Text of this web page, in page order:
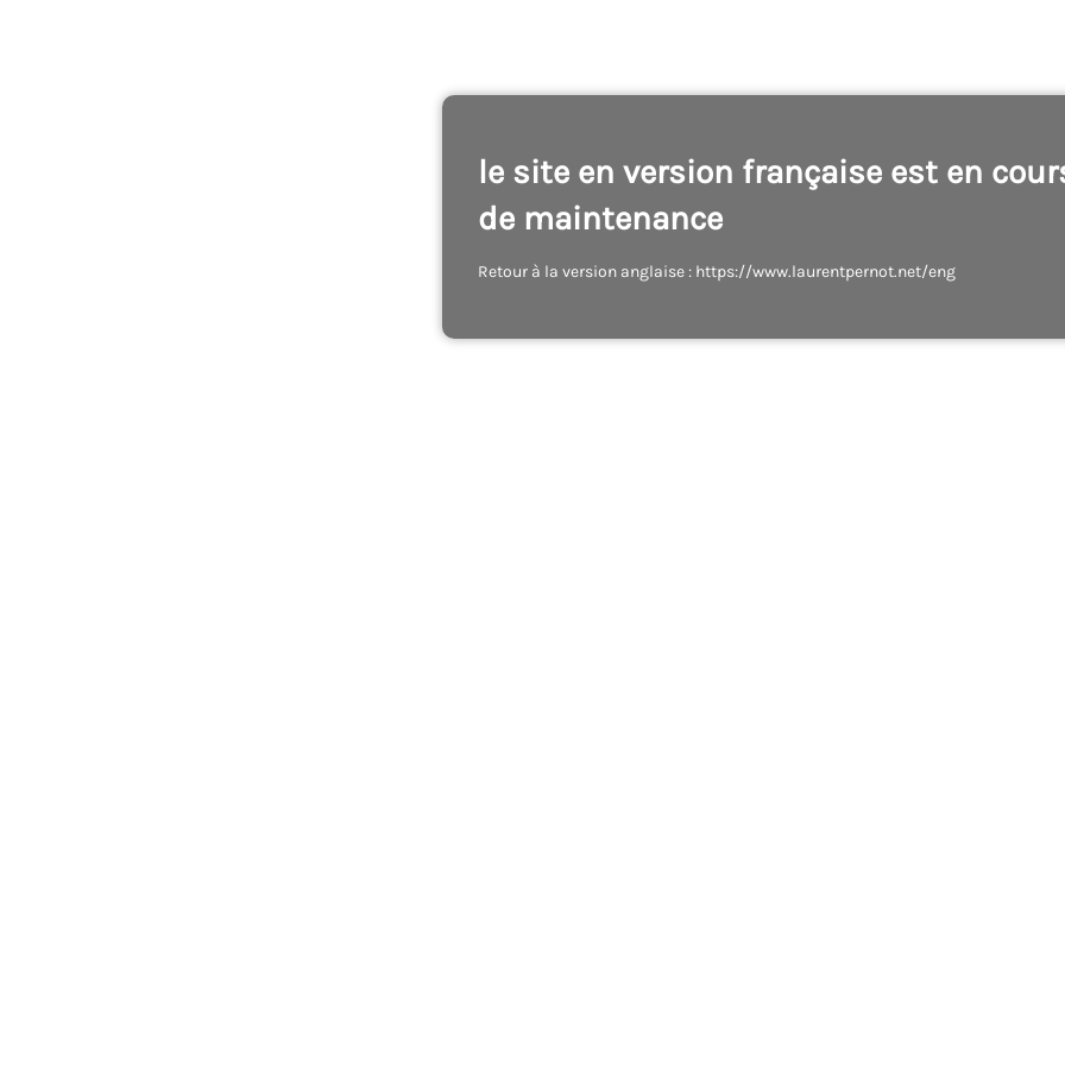
le site en version française est en
de maintenance
Retour à la version anglaise : https://www.laurentpernot.net/eng